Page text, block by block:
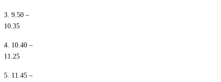
3. 9.50 –
10.35
4. 10.40 –
11.25
5. 11.45 –